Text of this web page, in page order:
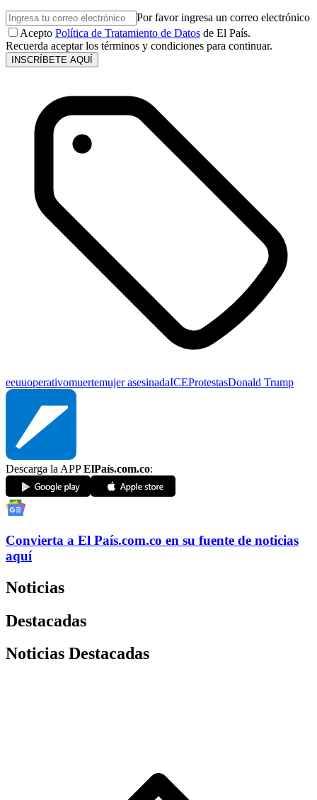
Por favor ingresa un correo electrónico
Acepto Política de Tratamiento de Datos de El País.
Recuerda aceptar los términos y condiciones para continuar.
INSCRÍBETE AQUÍ
eeuuoperativomuertemujer asesinadaICEProtestasDonald Trump
Descarga la APPElPaís.com.co:
Convierta a El País.com.co en su fuente de noticias
aquí
Noticias
Destacadas
Noticias Destacadas